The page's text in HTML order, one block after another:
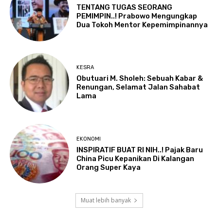
TENTANG TUGAS SEORANG
PEMIMPIN..! Prabowo Mengungkap
Dua Tokoh Mentor Kepemimpinannya
KESRA
Obutuari M. Sholeh: Sebuah Kabar &
Renungan, Selamat Jalan Sahabat
Lama
EKONOMI
INSPIRATIF BUAT RI NIH..! Pajak Baru
China Picu Kepanikan Di Kalangan
Orang Super Kaya
Muat lebih banyak